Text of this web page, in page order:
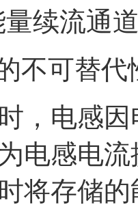
续流通
不可替代
，电感
电感电
将存储